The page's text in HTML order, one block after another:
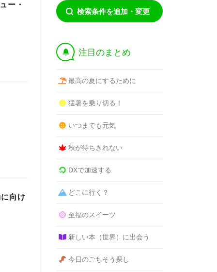
ー・
向け
検索条件を追加・変更
† 注目のまとめ
最高の夏にするために
猛暑を乗り切る！
いつまでも元気
秋が待ちきれない
DXで加速する
どこに行く？
至福のスイーツ
新しい本（世界）に出会う
今日のごちそう探し